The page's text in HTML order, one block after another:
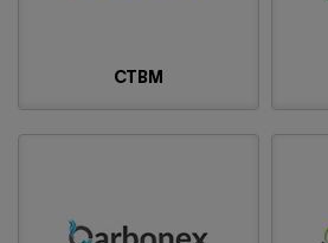
CTBM